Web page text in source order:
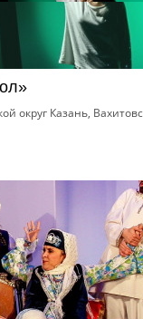
округ Казань,